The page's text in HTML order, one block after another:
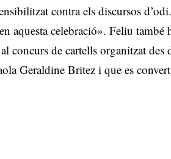
contra els discursos
aquesta celebració». Feliu també
concurs de cartells organitzat des
Geraldine Britez i que es